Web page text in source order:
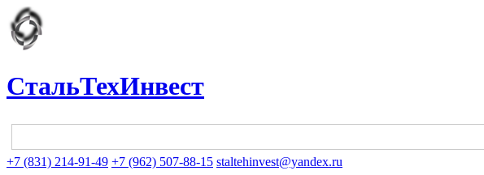
СтальТехИнвест
+7 (831) 214-91-49 +7 (962) 507-88-15 staltehinvest@yandex.ru